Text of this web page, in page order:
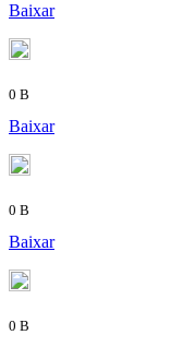
Baixar
0 B
Baixar
0 B
Baixar
0 B